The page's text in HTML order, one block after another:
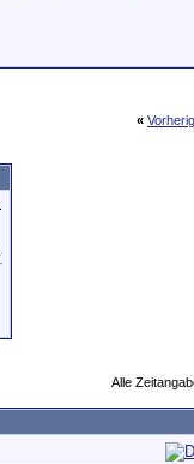
«
Alle